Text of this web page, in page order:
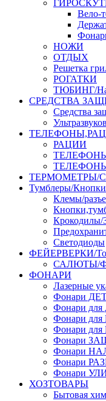
Вело-
НОЖИ
ОТДЫХ
Решетка
РОГАТКИ
ТЮБИНГ/
СРЕДСТВА
Средства
РАЦИИ
ТЕРМОМЕТРЫ/
Тумблеры/
Клемы/
Светодиоды
ФЕЙЕРВЕРКИ/
САЛЮТЫ/
ФОНАРИ
Лазерные
Фонари
Фонари
Фонари
Фонари
Фонари
Фонари
Фонари
Фонари
ХОЗТОВАРЫ
Бытовая